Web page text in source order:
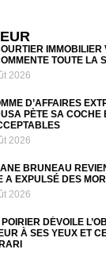
TOUTE LA
2026
D’AFFAIRES
PÈTE SA COCHE
2026
BRUNEAU
A EXPULSÉ DES
2026
POIRIER DÉVOILE
À SES YEUX ET